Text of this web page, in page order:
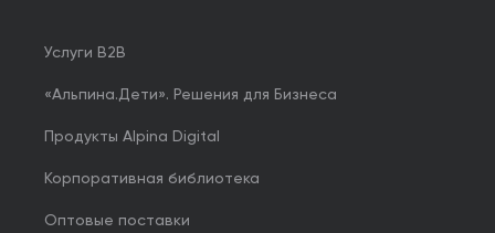
Услуги B2B
«Альпина.Дети». Решения для Бизнеса
Продукты Alpina Digital
Корпоративная библиотека
Оптовые поставки